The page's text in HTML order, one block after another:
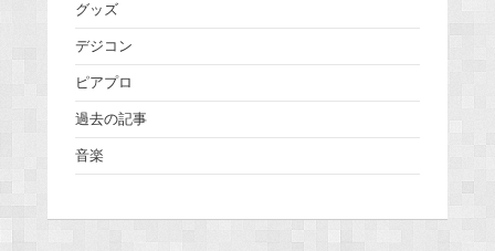
グッズ
デジコン
ピアプロ
過去の記事
音楽